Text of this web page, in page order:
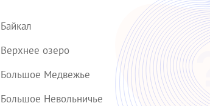
Байкал
Верхнее озеро
Большое Медвежье
Большое Невольничье